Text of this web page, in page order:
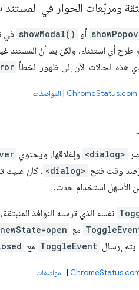
ومربّعات الحوار في
أو showModal() في
طرح أي استثناء، ولكن بما أنّ المستند
|المواصفات
<dialog> وإغلاقها، ويحتوي
لرصد وقت فتح <dialog> ، كان عليك
الأسهل استخدام حدث.
نفسه الذي ترسله النوافذ
مع newState=open
يتم إرسال ToggleEvent مع
|المواصفات